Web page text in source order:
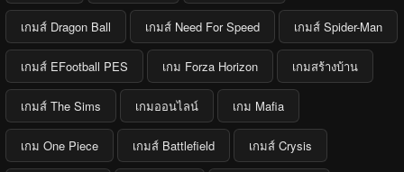
เกมส์ Dragon Ball เกมส์ Need For Speed เกมส์ Spider-Man
เกมส์ EFootball PES เกม Forza Horizon เกมสร้างบ้าน
เกมส์ The Sims เกมออนไลน์ เกม Mafia
เกม One Piece เกมส์ Battlefield เกมส์ Crysis